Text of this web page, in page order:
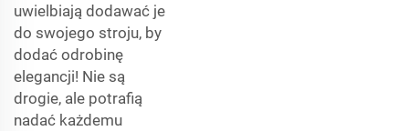
uwielbiają dodawać je
do swojego stroju, by
dodać odrobinę
elegancji! Nie są
drogie, ale potrafią
nadać każdemu